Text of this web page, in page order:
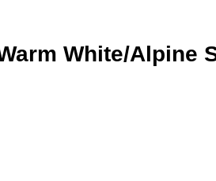
White/Alpine